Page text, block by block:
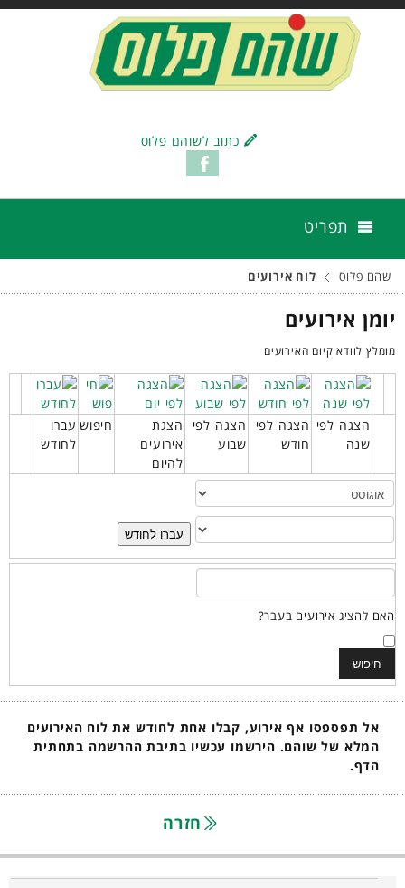
כתוב לשוהם פלוס
תפריט
שהם פלוס לוח אירועים
יומן אירועים
מומלץ לוודא קיום האירועים
הצגה לפי
שנה
הצגה לפי
חודש
הצגה לפי
שבוע
הצגת
אירועים
להיום
חיפוש עברו
לחודש
עברו לחודש
האם להציג אירועים בעבר?
אל תפספסו אף אירוע, קבלו אחת לחודש את לוח האירועים
המלא של שוהם. הירשמו עכשיו בתיבת ההרשמה בתחתית
הדף.
חזרה